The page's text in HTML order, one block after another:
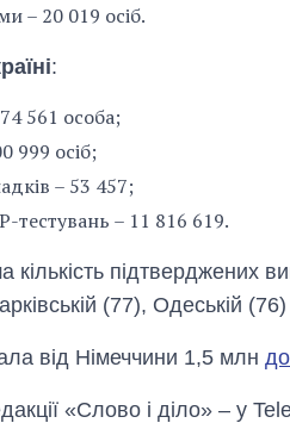
– 20 019 осіб.
:
561 особа;
999 осіб;
– 53 457;
тестувань – 11 816 619.
підтверджених
(77), Одеській
від Німеччини 1,5 млн
«Слово і діло» – у